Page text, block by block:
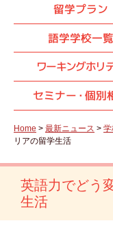
留学プラン
語学学校一覧
ワーキングホリ
セミナー・ 個別
Home > 最新ニュース > 学
リアの留学生活
英語力でどう
生活